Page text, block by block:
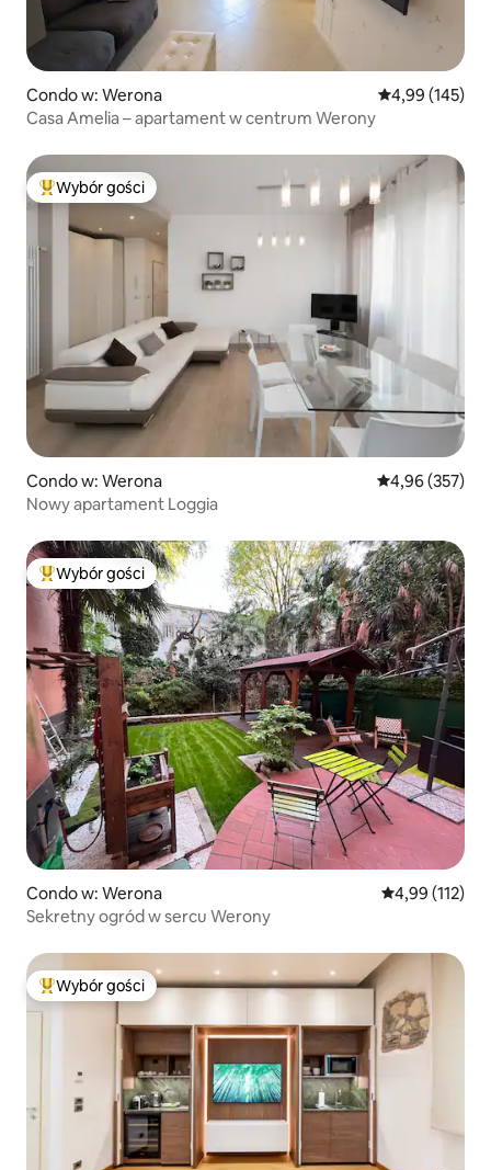
Condo w: Werona Średnia
4,99 (145)
Casa Amelia – apartament w centrum Werony
Najpopularniejsze z kategorii Wybór gości
Wybór gości
Condo w: Werona Średnia
4,96 (357)
Nowy apartament Loggia
Najpopularniejsze z kategorii Wybór gości
Wybór gości
Condo w: Werona Średnia
4,99 (112)
Sekretny ogród w sercu Werony
Najpopularniejsze z kategorii Wybór gości
Wybór gości